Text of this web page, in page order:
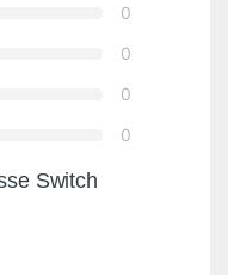
0
0
0
0
Switch